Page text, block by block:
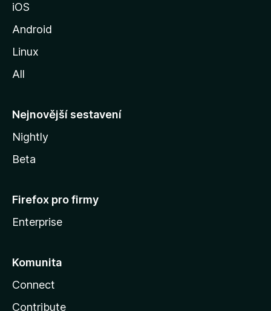
M
o
l
y
iOS
Android
Linux
All
Nejnovější sestavení
Nightly
Beta
Firefox pro firmy
Enterprise
Komunita
Connect
Contribute